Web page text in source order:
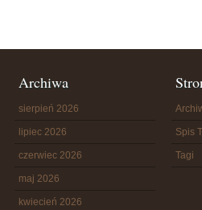
Archiwa
sierpień 2026
lipiec 2026
czerwiec 2026
maj 2026
kwiecień 2026
Spis
Tagi